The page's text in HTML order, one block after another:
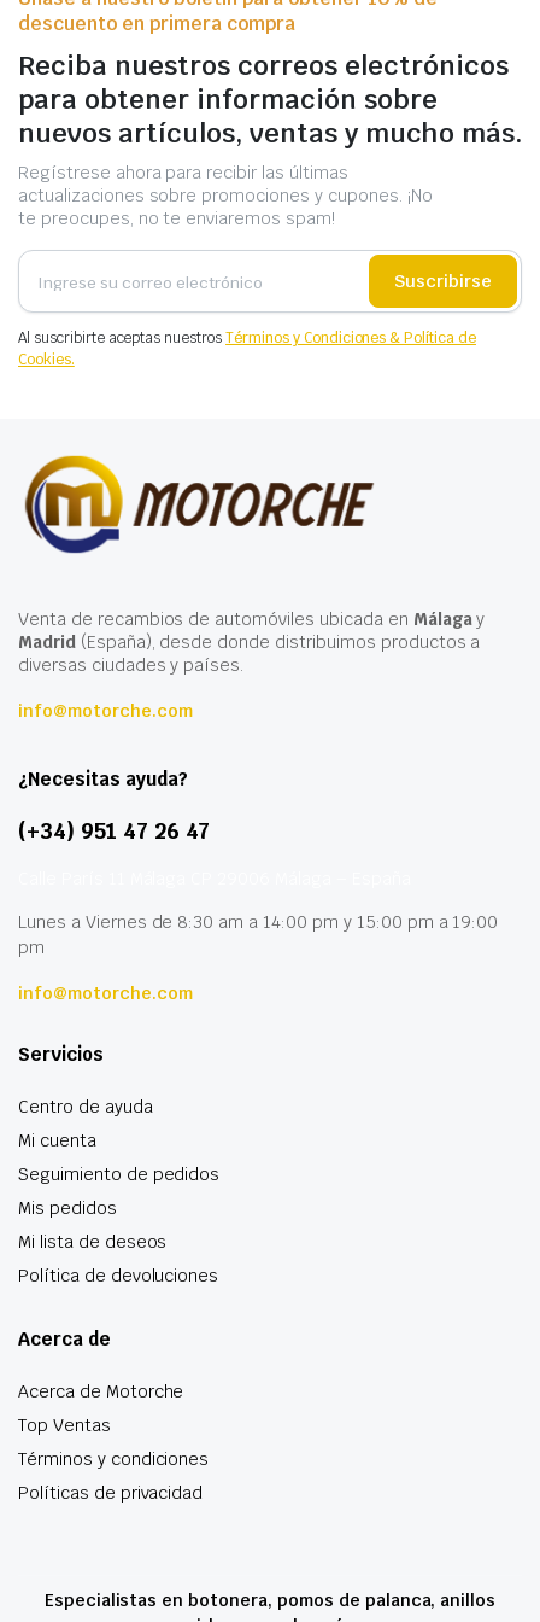
descuento en primera compra
Reciba nuestros correos electrónicos
para obtener información sobre
nuevos artículos, ventas y mucho más.
Regístrese ahora para recibir las últimas
actualizaciones sobre promociones y cupones. ¡No
te preocupes, no te enviaremos spam!
Suscribirse
Al suscribirte aceptas nuestrosTérminos y Condiciones & Política de
Cookies.
Venta de recambios de automóviles ubicada en Málagay
Madrid(España), desde donde distribuimos productos a
diversas ciudades y países.
info@motorche.com
¿Necesitas ayuda?
(+34) 951 47 26 47
Lunes a Viernes de 8:30 am a 14:00 pm y 15:00 pm a 19:00
pm
info@motorche.com
Servicios
Centro de ayuda
Mi cuenta
Seguimiento de pedidos
Mis pedidos
Mi lista de deseos
Política de devoluciones
Acerca de
Acerca de Motorche
Top Ventas
Términos y condiciones
Políticas de privacidad
Especialistas en botonera, pomos de palanca, anillos